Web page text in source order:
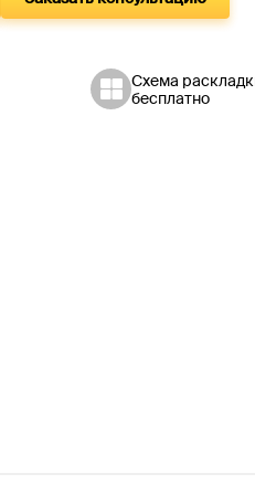
Схема
бесплатно